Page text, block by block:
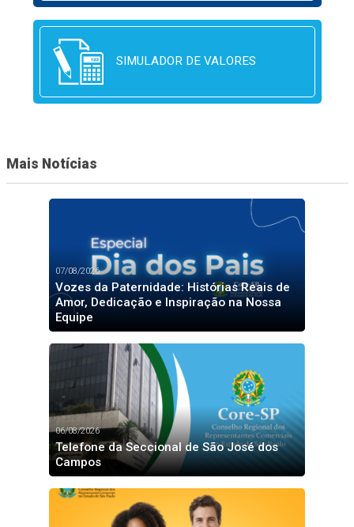
SIMULADOR DE VALORES
Mais Notícias
07/08/2026
Vozes da Paternidade: Histórias Reais de
Amor, Dedicação e Inspiração na Nossa
Equipe
06/08/2026
Telefone da Seccional de São José dos
Campos